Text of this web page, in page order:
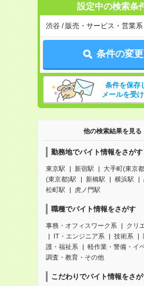
設定中の検索条
渋谷 / 販売・サービス・営業系
条件の変更
条件を保存
メールを受
他の検索結果を見る
勤務地でバイト情報をさがす
東京駅 新宿駅 大手町(東京
(東京都)駅
新橋駅 横浜駅
松町駅
虎ノ門駅
職種でバイト情報をさがす
事務・オフィスワーク系
クリ
IT・エンジニア系
技術系
護・福祉系
軽作業・警備・イ
調査・教育・その他
こだわりでバイト情報をさが